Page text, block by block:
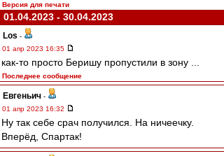
Версия для печати
01.04.2023 - 30.04.2023
Los -
01 апр 2023 16:35
как-то просто Беришу пропустили в зону ...
Последнее сообщение
Евгеньич -
01 апр 2023 16:32
Ну так себе срач получился. На ничеечку.
Вперёд, Спартак!